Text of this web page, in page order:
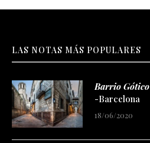
LAS NOTAS MÁS POPULARES
Barrio Gótico
-Barcelona
18/06/2020